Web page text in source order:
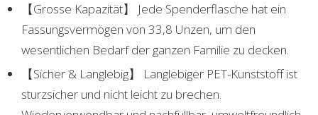
【Grosse Kapazität】 Jede Spenderflasche hat ein
Fassungsvermögen von 33,8 Unzen, um den
wesentlichen Bedarf der ganzen Familie zu decken.
【Sicher & Langlebig】 Langlebiger PET-Kunststoff ist
sturzsicher und nicht leicht zu brechen.